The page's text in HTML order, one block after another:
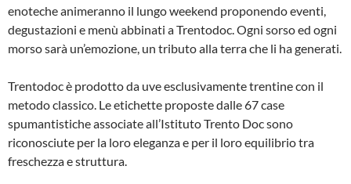
enoteche animeranno il lungo weekend proponendo eventi,
degustazioni e menù abbinati a Trentodoc. Ogni sorso ed ogni
morso sarà un’emozione, un tributo alla terra che li ha generati.
Trentodoc è prodotto da uve esclusivamente trentine con il
metodo classico. Le etichette proposte dalle 67 case
spumantistiche associate all’Istituto Trento Doc sono
riconosciute per la loro eleganza e per il loro equilibrio tra
freschezza e struttura.